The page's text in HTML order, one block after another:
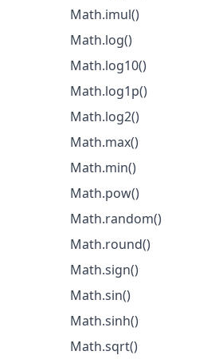
Math.imul()
Math.log()
Math.log10()
Math.log1p()
Math.log2()
Math.max()
Math.min()
Math.pow()
Math.random()
Math.round()
Math.sign()
Math.sin()
Math.sinh()
Math.sqrt()